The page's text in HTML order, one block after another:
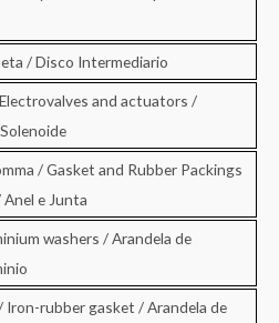
/ Disco Intermediario
and actuators /
/ Gasket and Rubber Packings
e Junta
washers / Arandela de
Iron-rubber gasket / Arandela de